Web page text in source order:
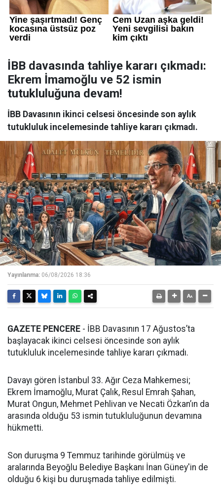
İBB davasında tahliye kararı çıkmadı:
Ekrem İmamoğlu ve 52 ismin
tutukluluğuna devam!
İBB Davasının ikinci celsesi öncesinde son aylık
tutukluluk incelemesinde tahliye kararı çıkmadı.
Yayınlanma: 06/08/2026 18:36
GAZETE PENCERE - İBB Davasının 17 Ağustos’ta
başlayacak ikinci celsesi öncesinde son aylık
tutukluluk incelemesinde tahliye kararı çıkmadı.
Davayı gören İstanbul 33. Ağır Ceza Mahkemesi;
Ekrem İmamoğlu, Murat Çalık, Resul Emrah Şahan,
Murat Ongun, Mehmet Pehlivan ve Necati Özkan’ın da
arasında olduğu 53 ismin tutukluluğunun devamına
hükmetti.
Son duruşma 9 Temmuz tarihinde görülmüş ve
aralarında Beyoğlu Belediye Başkanı İnan Güney'in de
olduğu 6 kişi bu duruşmada tahliye edilmişti.